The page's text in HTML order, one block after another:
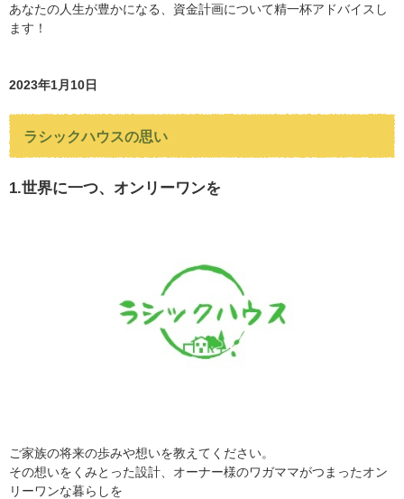
あなたの人生が豊かになる、資金計画について精一杯アドバイスし
ます！
2023年1月10日
ラシックハウスの思い
1.世界に一つ、オンリーワンを
ご家族の将来の歩みや想いを教えてください。
その想いをくみとった設計、オーナー様のワガママがつまったオン
リーワンな暮らしを